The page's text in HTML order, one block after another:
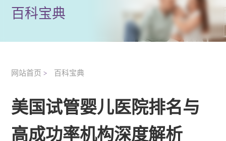
百科宝典
网站首页 > 百科宝典
美国试管婴儿医院排名与
高成功率机构深度解析